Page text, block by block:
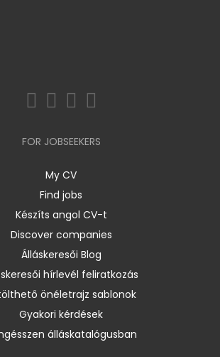
FOR JOBSEEKERS
My CV
Find jobs
Készíts angol CV-t
Discover companies
Álláskeresői Blog
hírlevél feliratkozás
önéletrajz sablonok
Gyakori kérdések
álláskatalógusban